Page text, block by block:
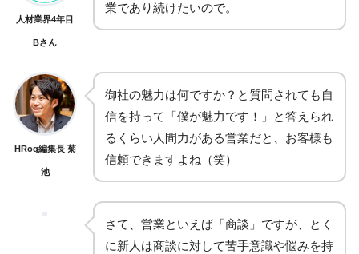
人材業界4年目
Bさん
業であり続けたいので。
HRog編集長 菊
池
御社の魅力は何ですか？と質問されても自
信を持って「僕が魅力です！」と答えられ
るくらい人間力がある営業だと、お客様も
信頼できますよね（笑）
さて、営業といえば「商談」ですが、とく
に新人は商談に対して苦手意識や悩みを持